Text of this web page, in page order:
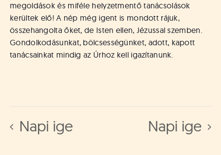
megoldások és miféle helyzetmentő tanácsolások
kerültek elő! A nép még igent is mondott rájuk,
összehangolta őket, de Isten ellen, Jézussal szemben.
Gondolkodásunkat, bölcsességünket, adott, kapott
tanácsainkat mindig az Úrhoz kell igazítanunk.
Napi ige Napi ige